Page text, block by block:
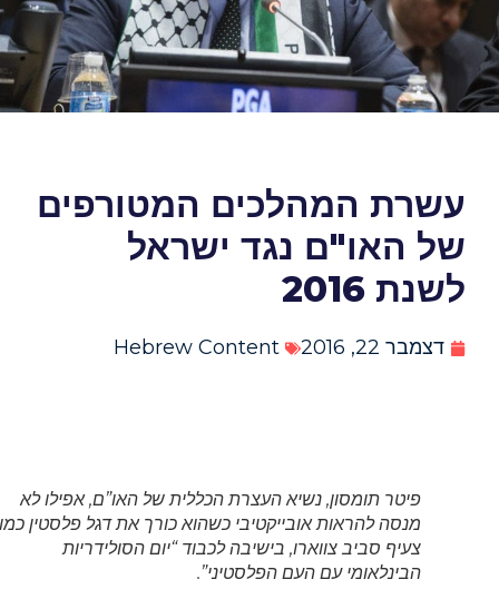
עשרת המהלכים המטורפים
של האו"ם נגד ישראל
לשנת 2016
דצמבר 22, 2016 Hebrew Content
פיטר תומסון, נשיא העצרת הכללית של האו”ם, אפילו לא
מנסה להראות אובייקטיבי כשהוא כורך את דגל פלסטין כמו
צעיף סביב צווארו, בישיבה לכבוד “יום הסולידריות
הבינלאומי עם העם הפלסטיני”.